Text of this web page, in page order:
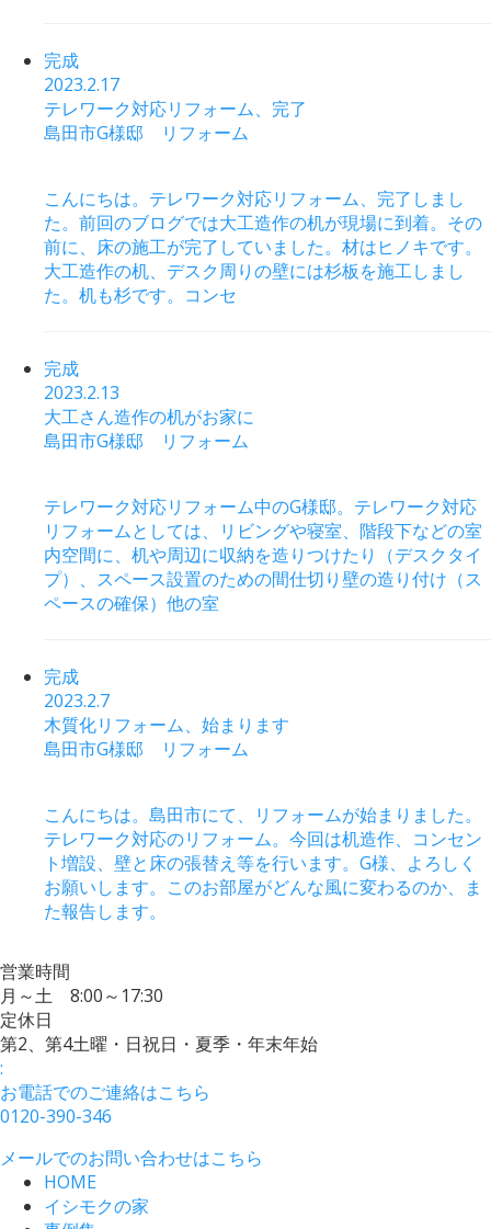
完成
2023.2.17
テレワーク対応リフォーム、完了
島田市G様邸 リフォーム
こんにちは。テレワーク対応リフォーム、完了しまし
た。前回のブログでは大工造作の机が現場に到着。その
前に、床の施工が完了していました。材はヒノキです。
大工造作の机、デスク周りの壁には杉板を施工しまし
た。机も杉です。コンセ
完成
2023.2.13
大工さん造作の机がお家に
島田市G様邸 リフォーム
テレワーク対応リフォーム中のG様邸。テレワーク対応
リフォームとしては、リビングや寝室、階段下などの室
内空間に、机や周辺に収納を造りつけたり（デスクタイ
プ）、スペース設置のための間仕切り壁の造り付け（ス
ペースの確保）他の室
完成
2023.2.7
木質化リフォーム、始まります
島田市G様邸 リフォーム
こんにちは。島田市にて、リフォームが始まりました。
テレワーク対応のリフォーム。今回は机造作、コンセン
ト増設、壁と床の張替え等を行います。G様、よろしく
お願いします。このお部屋がどんな風に変わるのか、ま
た報告します。
営業時間
月～土 8:00～17:30
定休日
第2、第4土曜・日祝日・夏季・年末年始
:
お電話でのご連絡はこちら
0120-390-346
メールでのお問い合わせはこちら
HOME
イシモクの家